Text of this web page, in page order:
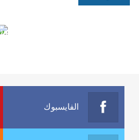
الهياكل الخاضعة
الفايسبوك